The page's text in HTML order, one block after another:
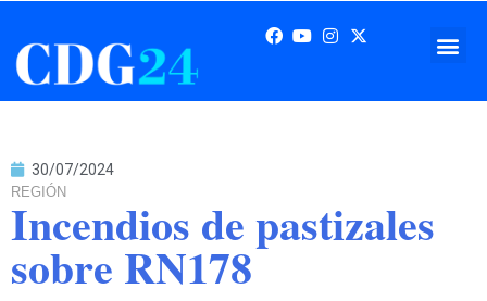
30/07/2024
REGIÓN
Incendios de pastizales
sobre RN178